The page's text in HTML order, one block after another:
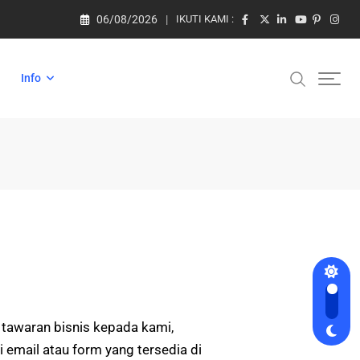
06/08/2026 IKUTI KAMI :
Info
bisnis kepada kami,
email atau form yang tersedia di